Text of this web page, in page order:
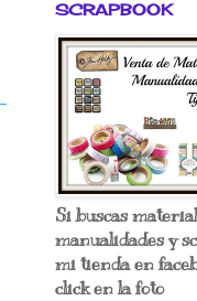
SCRAPBOOK
Si buscas
manualidades y
mi tienda en
click en la foto